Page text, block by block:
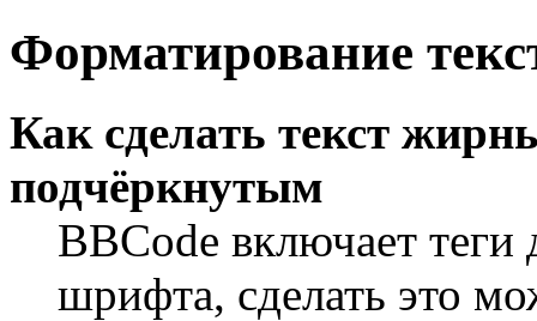
Форматирование
Как сделать текст
подчёркнутым
BBCode включает теги
шрифта, сделать это